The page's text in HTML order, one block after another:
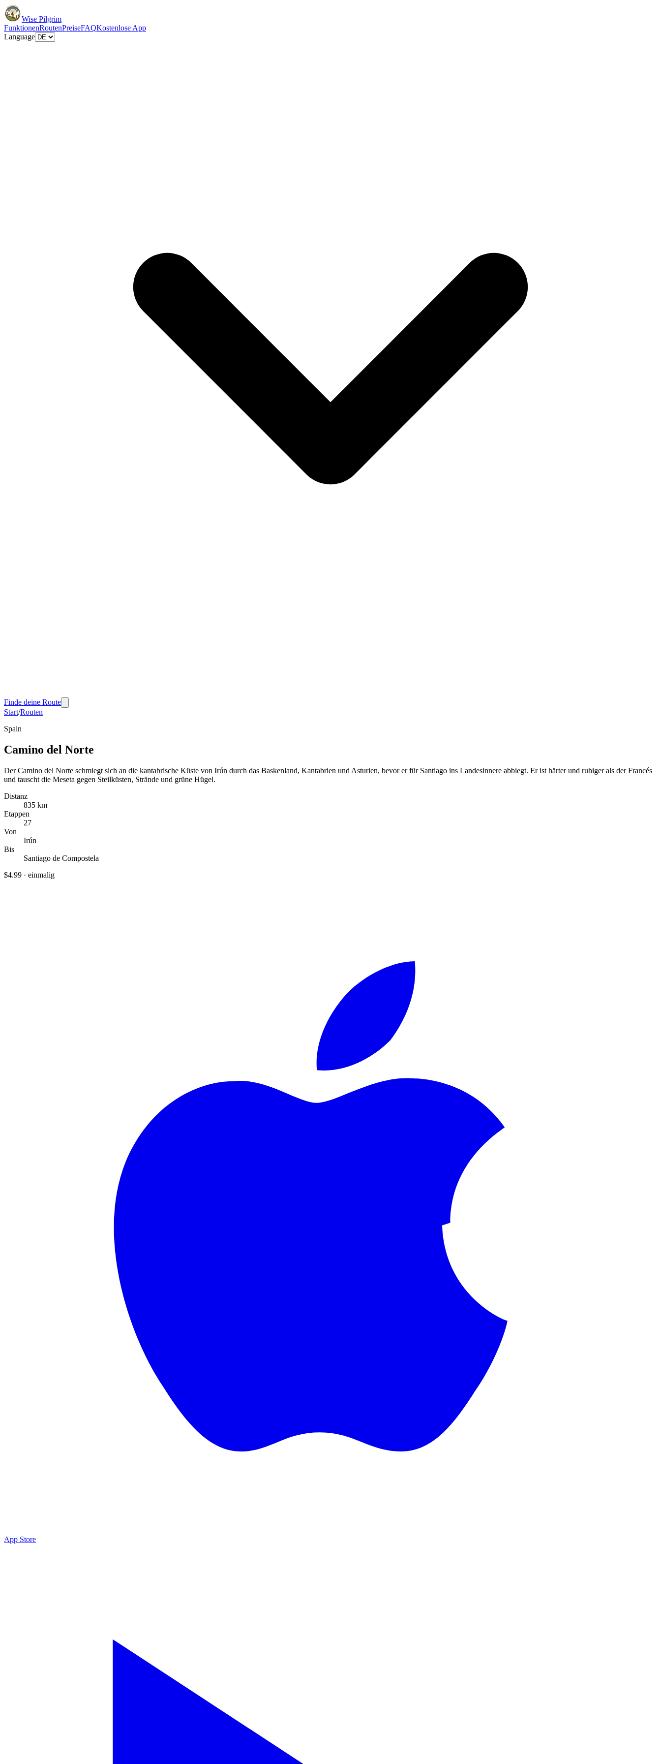
Wise Pilgrim
FunktionenRoutenPreiseFAQKostenlose App
Language
Finde deine Route
Start/Routen
Spain
Camino del Norte
Der Camino del Norte schmiegt sich an die kantabrische Küste von Irún durch das Baskenland, Kantabrien und Asturien, bevor er für Santiago ins Landesinnere abbiegt. Er ist härter und ruhiger als der Francés
und tauscht die Meseta gegen Steilküsten, Strände und grüne Hügel.
Distanz
835 km
Etappen
27
Von
Irún
Bis
Santiago de Compostela
$4.99 · einmalig
App Store